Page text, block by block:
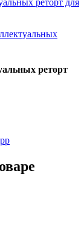
реторт